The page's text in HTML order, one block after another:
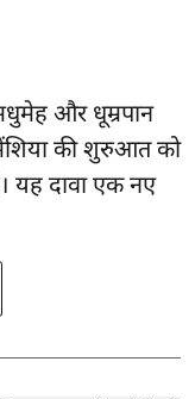
और धूम्रपान
की शुरुआत को
यह दावा एक नए